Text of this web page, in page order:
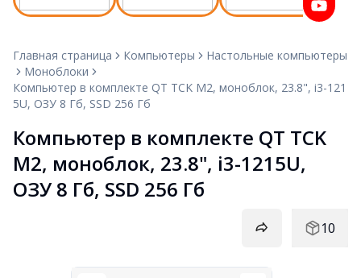
Главная страница Компьютеры
Настольные компьютеры
Моноблоки
Компьютер в комплекте QT TCK M2, моноблок, 23.8", i3-121
5U, ОЗУ 8 Гб, SSD 256 Гб
Компьютер в комплекте QT TCK
M2, моноблок, 23.8", i3-1215U,
ОЗУ 8 Гб, SSD 256 Гб
10